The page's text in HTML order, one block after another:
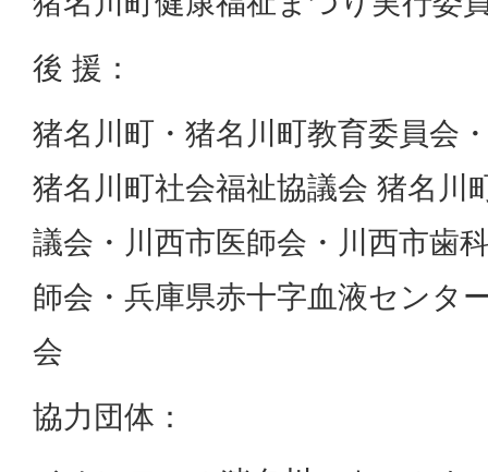
後 援：
猪名川町・猪名川町教育委員会
猪名川町社会福祉協議会 猪名川
議会・川西市医師会・川西市歯
師会・兵庫県赤十字血液センタ
会
協力団体：